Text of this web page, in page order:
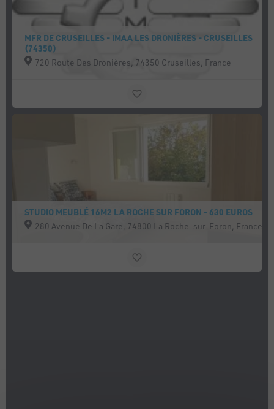
MFR DE CRUSEILLES - IMAA LES DRONIÈRES - CRUSEILLES
(74350)
720 Route Des Dronières, 74350 Cruseilles, France
STUDIO MEUBLÉ 16M2 LA ROCHE SUR FORON - 630 EUROS
280 Avenue De La Gare, 74800 La Roche-sur-Foron, France